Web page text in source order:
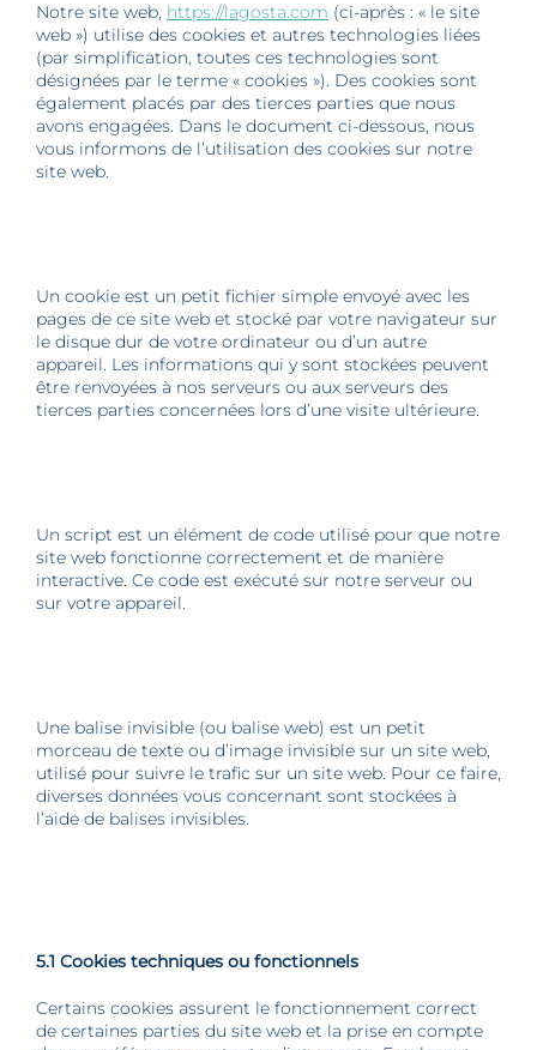
Notre site web, https://lagosta.com (ci-après : « le site
web ») utilise des cookies et autres technologies liées
(par simplification, toutes ces technologies sont
désignées par le terme « cookies »). Des cookies sont
également placés par des tierces parties que nous
avons engagées. Dans le document ci-dessous, nous
vous informons de l’utilisation des cookies sur notre
site web.
Un cookie est un petit fichier simple envoyé avec les
pages de ce site web et stocké par votre navigateur sur
le disque dur de votre ordinateur ou d’un autre
appareil. Les informations qui y sont stockées peuvent
être renvoyées à nos serveurs ou aux serveurs des
tierces parties concernées lors d’une visite ultérieure.
Un script est un élément de code utilisé pour que notre
site web fonctionne correctement et de manière
interactive. Ce code est exécuté sur notre serveur ou
sur votre appareil.
Une balise invisible (ou balise web) est un petit
morceau de texte ou d’image invisible sur un site web,
utilisé pour suivre le trafic sur un site web. Pour ce faire,
diverses données vous concernant sont stockées à
l’aide de balises invisibles.
5.1 Cookies techniques ou fonctionnels
Certains cookies assurent le fonctionnement correct
de certaines parties du site web et la prise en compte